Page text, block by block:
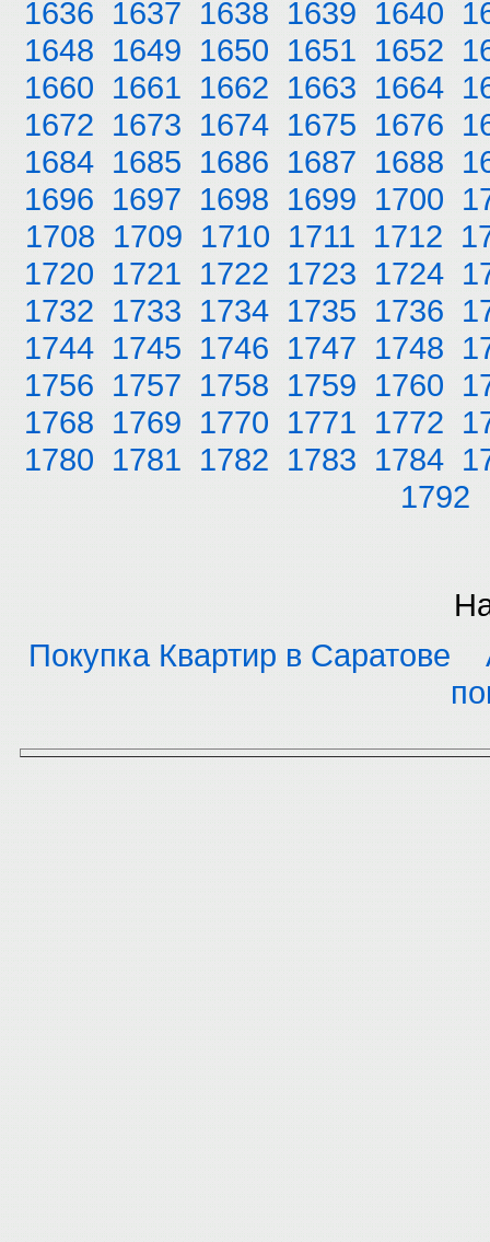
1636 1637 1638 1639 1640
1648 1649 1650 1651 1652
1660 1661 1662 1663 1664
1672 1673 1674 1675 1676
1684 1685 1686 1687 1688
1696 1697 1698 1699 1700
1708 1709 1710 1711 1712
1720 1721 1722 1723 1724
1732 1733 1734 1735 1736
1744 1745 1746 1747 1748
1756 1757 1758 1759 1760
1768 1769 1770 1771 1772
1780 1781 1782 1783 1784
1792
Покупка Квартир в Саратове